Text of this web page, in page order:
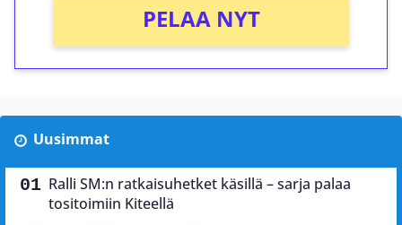
PELAA NYT
Uusimmat
Ralli SM:n ratkaisuhetket käsillä – sarja palaa
tositoimiin Kiteellä